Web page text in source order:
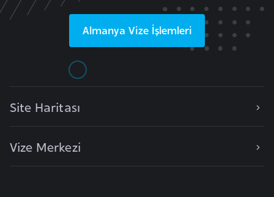
Almanya Vize İşlemleri
Site Haritası
Vize Merkezi
i
a